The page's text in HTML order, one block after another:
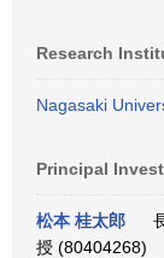
Research
Nagasaki
Principal
松本 桂太郎
授 (80404268)